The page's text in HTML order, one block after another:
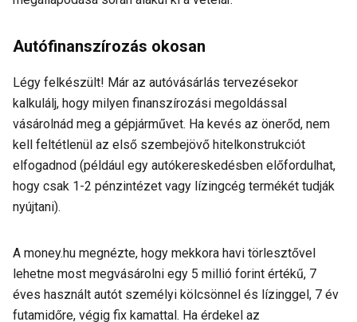
Autófinanszírozás okosan
Légy felkészült! Már az autóvásárlás tervezésekor
kalkulálj, hogy milyen finanszírozási megoldással
vásárolnád meg a gépjárművet. Ha kevés az önerőd, nem
kell feltétlenül az első szembejövő hitelkonstrukciót
elfogadnod (például egy autókereskedésben előfordulhat,
hogy csak 1-2 pénzintézet vagy lízingcég termékét tudják
nyújtani).
A money.hu megnézte, hogy mekkora havi törlesztővel
lehetne most megvásárolni egy 5 millió forint értékű, 7
éves használt autót személyi kölcsönnel és lízinggel, 7 év
futamidőre, végig fix kamattal. Ha érdekel az